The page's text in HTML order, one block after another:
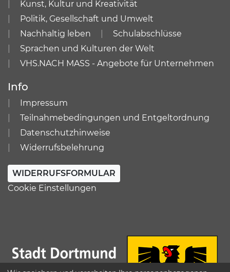
Kunst, Kultur und Kreativität
Politik, Gesellschaft und Umwelt
Nachhaltig leben
Schulabschlüsse
Sprachen und Kulturen der Welt
VHS.NACH MASS - Angebote für Unternehmen
Info
Impressum
Teilnahmebedingungen und Entgeltordnung
Datenschutzhinweise
Widerrufsbelehrung
WIDERRUFSFORMULAR
Cookie Einstellungen